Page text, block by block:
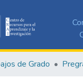
de Grado